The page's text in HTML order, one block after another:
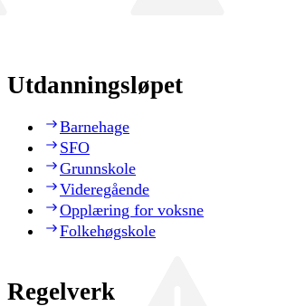
Utdanningsløpet
Barnehage
SFO
Grunnskole
Videregående
Opplæring for voksne
Folkehøgskole
Regelverk